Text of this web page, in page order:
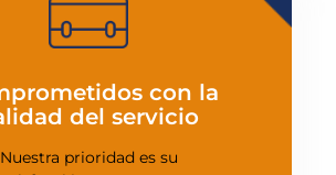
con la
del servicio
Nuestra prioridad es su